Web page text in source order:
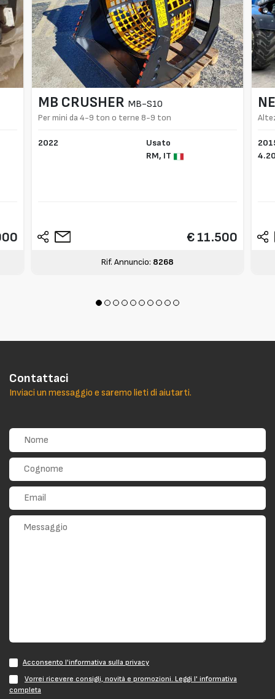
MB CRUSHER MB-S10
Per mini da 4-9 ton o terne 8-9 ton
2022
Usato
RM, IT
€ 11.500
Rif. Annuncio: 8268
Contattaci
Inviaci un messaggio e saremo lieti di aiutarti.
Acconsento l'informativa sulla privacy
Vorrei ricevere consigli, novità e promozioni. Leggi l' informativa
completa